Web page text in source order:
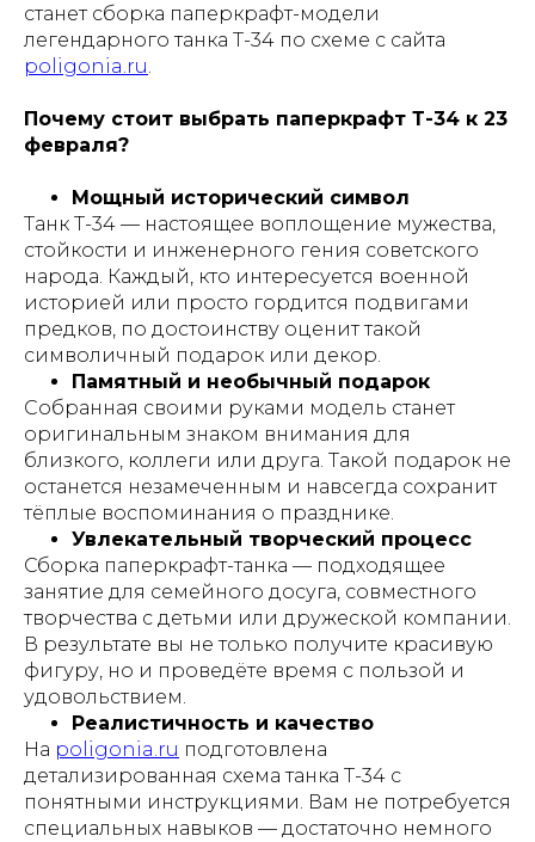
станет сборка паперкрафт-модели
легендарного танка Т-34 по схеме с сайта
poligonia.ru.
Почему стоит выбрать паперкрафт Т-34 к 23
февраля?
Мощный исторический символ
Танк Т-34 — настоящее воплощение мужества,
стойкости и инженерного гения советского
народа. Каждый, кто интересуется военной
историей или просто гордится подвигами
предков, по достоинству оценит такой
символичный подарок или декор.
Памятный и необычный подарок
Собранная своими руками модель станет
оригинальным знаком внимания для
близкого, коллеги или друга. Такой подарок не
останется незамеченным и навсегда сохранит
тёплые воспоминания о празднике.
Увлекательный творческий процесс
Сборка паперкрафт-танка — подходящее
занятие для семейного досуга, совместного
творчества с детьми или дружеской компании.
В результате вы не только получите красивую
фигуру, но и проведёте время с пользой и
удовольствием.
Реалистичность и качество
На poligonia.ru подготовлена
детализированная схема танка Т-34 с
понятными инструкциями. Вам не потребуется
специальных навыков — достаточно немного